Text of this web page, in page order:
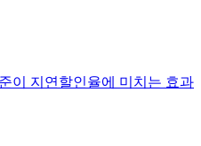
이 지연할인율에 미치는 효과